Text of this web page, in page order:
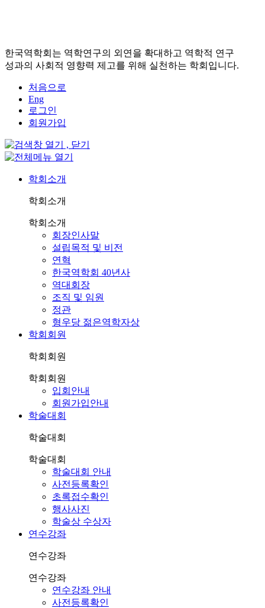
한국역학회는 역학연구의 외연을 확대하고 역학적 연구
성과의 사회적 영향력 제고를 위해 실천하는 학회입니다.
처음으로
Eng
로그인
회원가입
학회소개
학회소개
학회소개
회장인사말
설립목적 및 비전
연혁
한국역학회 40년사
역대회장
조직 및 임원
정관
형우당 젊은역학자상
학회회원
학회회원
학회회원
입회안내
회원가입안내
학술대회
학술대회
학술대회
학술대회 안내
사전등록확인
초록접수확인
행사사진
학술상 수상자
연수강좌
연수강좌
연수강좌
연수강좌 안내
사전등록확인